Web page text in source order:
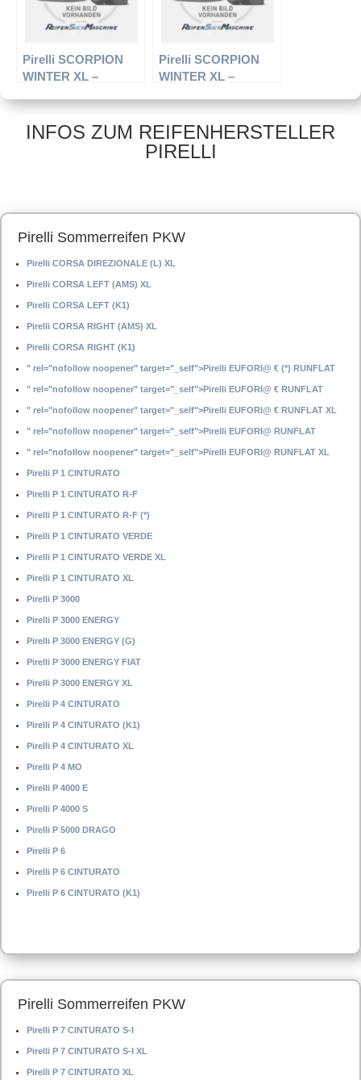
Pirelli SCORPION
WINTER XL –
245/45 R20 103 V –
Winterreifen
Pirelli SCORPION
WINTER XL –
275/45 R20 110 V –
Winterreifen
INFOS ZUM REIFENHERSTELLER
PIRELLI
Pirelli Sommerreifen PKW
Pirelli CORSA DIREZIONALE (L) XL
Pirelli CORSA LEFT (AMS) XL
Pirelli CORSA LEFT (K1)
Pirelli CORSA RIGHT (AMS) XL
Pirelli CORSA RIGHT (K1)
" rel="nofollow noopener" target="_self">Pirelli EUFORI@ € (*) RUNFLAT
" rel="nofollow noopener" target="_self">Pirelli EUFORI@ € RUNFLAT
" rel="nofollow noopener" target="_self">Pirelli EUFORI@ € RUNFLAT XL
" rel="nofollow noopener" target="_self">Pirelli EUFORI@ RUNFLAT
" rel="nofollow noopener" target="_self">Pirelli EUFORI@ RUNFLAT XL
Pirelli P 1 CINTURATO
Pirelli P 1 CINTURATO R-F
Pirelli P 1 CINTURATO R-F (*)
Pirelli P 1 CINTURATO VERDE
Pirelli P 1 CINTURATO VERDE XL
Pirelli P 1 CINTURATO XL
Pirelli P 3000
Pirelli P 3000 ENERGY
Pirelli P 3000 ENERGY (G)
Pirelli P 3000 ENERGY FIAT
Pirelli P 3000 ENERGY XL
Pirelli P 4 CINTURATO
Pirelli P 4 CINTURATO (K1)
Pirelli P 4 CINTURATO XL
Pirelli P 4 MO
Pirelli P 4000 E
Pirelli P 4000 S
Pirelli P 5000 DRAGO
Pirelli P 6
Pirelli P 6 CINTURATO
Pirelli P 6 CINTURATO (K1)
Pirelli Sommerreifen PKW
Pirelli P 7 CINTURATO S-I
Pirelli P 7 CINTURATO S-I XL
Pirelli P 7 CINTURATO XL